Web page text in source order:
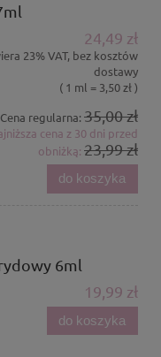
24,49 zł
23% VAT, bez kosztów
dostawy
( 1 ml = 3,50 zł )
Cena regularna: 35,00 zł
cena z 30 dni przed
obniżką: 23,99 zł
do koszyka
6ml
19,99 zł
do koszyka